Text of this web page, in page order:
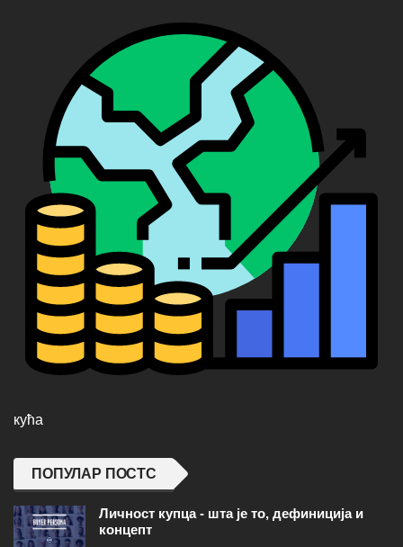
кућа
ПОПУЛАР ПОСТС
Личност купца - шта је то, дефиниција и
концепт